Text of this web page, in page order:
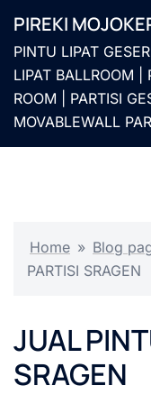
kePIREKI
PINTU LIPAT
LIPAT BALLROOM |
ROOM | PARTISI
MOVABLEWALL
Home » Blog
PARTISI SRAGEN
JUAL
SRAGEN